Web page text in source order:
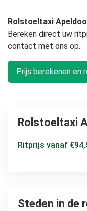
Rolstoeltaxi
Bereken direct uw
contact met ons op.
Prijs berekenen en
Rolstoeltaxi
Ritprijs vanaf
Steden in de